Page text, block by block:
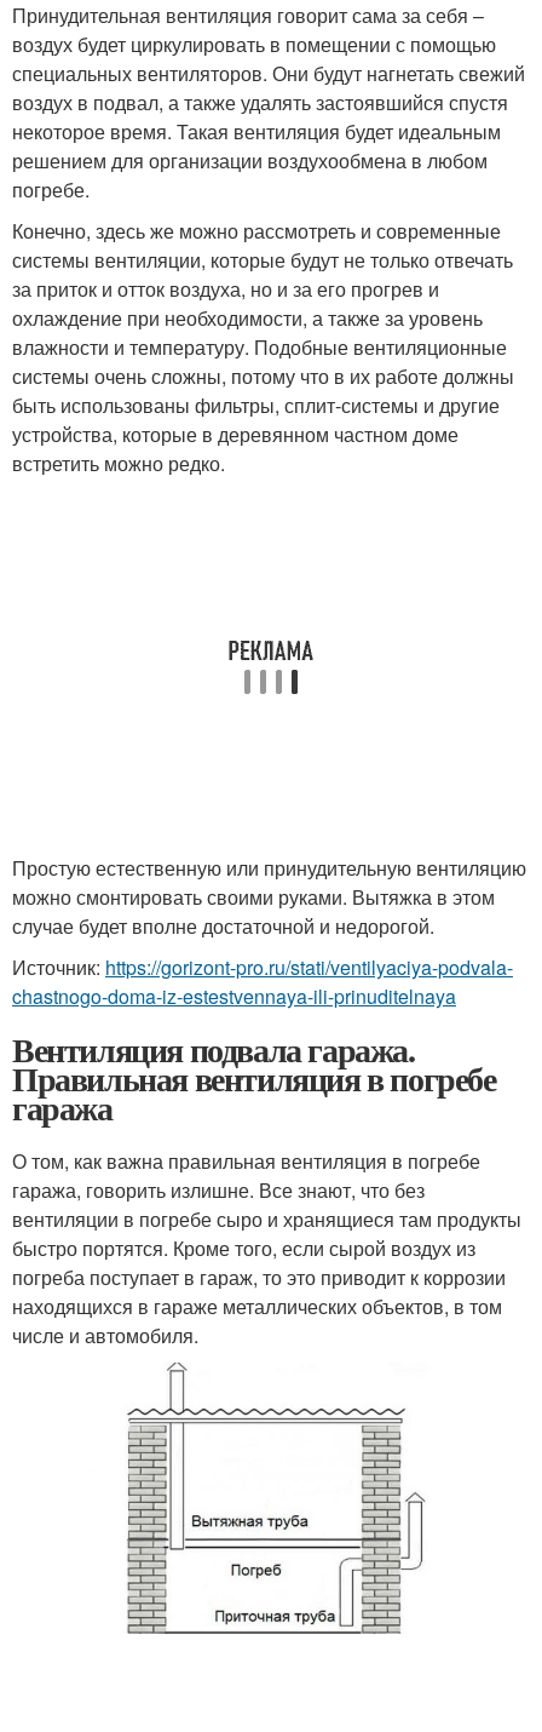
Принудительная вентиляция говорит сама за себя –
воздух будет циркулировать в помещении с помощью
специальных вентиляторов. Они будут нагнетать свежий
воздух в подвал, а также удалять застоявшийся спустя
некоторое время. Такая вентиляция будет идеальным
решением для организации воздухообмена в любом
погребе.
Конечно, здесь же можно рассмотреть и современные
системы вентиляции, которые будут не только отвечать
за приток и отток воздуха, но и за его прогрев и
охлаждение при необходимости, а также за уровень
влажности и температуру. Подобные вентиляционные
системы очень сложны, потому что в их работе должны
быть использованы фильтры, сплит-системы и другие
устройства, которые в деревянном частном доме
встретить можно редко.
Простую естественную или принудительную вентиляцию
можно смонтировать своими руками. Вытяжка в этом
случае будет вполне достаточной и недорогой.
Источник: https://gorizont-pro.ru/stati/ventilyaciya-podvala-
chastnogo-doma-iz-estestvennaya-ili-prinuditelnaya
Вентиляция подвала гаража.
Правильная вентиляция в погребе
гаража
О том, как важна правильная вентиляция в погребе
гаража, говорить излишне. Все знают, что без
вентиляции в погребе сыро и хранящиеся там продукты
быстро портятся. Кроме того, если сырой воздух из
погреба поступает в гараж, то это приводит к коррозии
находящихся в гараже металлических объектов, в том
числе и автомобиля.